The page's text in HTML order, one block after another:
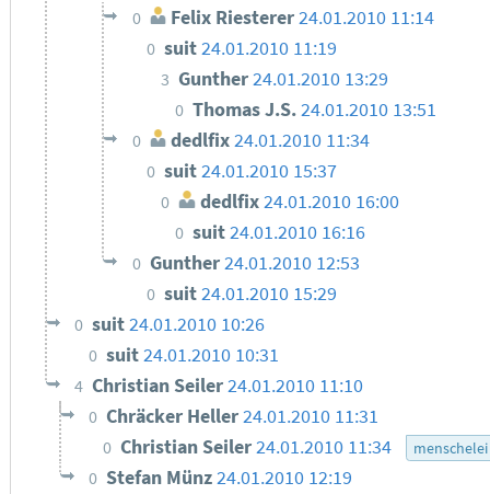
0 Felix Riesterer24.01.2010 11:14
0 suit24.01.2010 11:19
3 Gunther24.01.2010 13:29
0 Thomas J.S.24.01.2010 13:51
0 dedlfix24.01.2010 11:34
0 suit24.01.2010 15:37
0 dedlfix24.01.2010 16:00
0 suit24.01.2010 16:16
0 Gunther24.01.2010 12:53
0 suit24.01.2010 15:29
0 suit24.01.2010 10:26
0 suit24.01.2010 10:31
4 Christian Seiler24.01.2010 11:10
0 Chräcker Heller24.01.2010 11:31
0 Christian Seiler24.01.2010 11:34 menschelei
0 Stefan Münz24.01.2010 12:19